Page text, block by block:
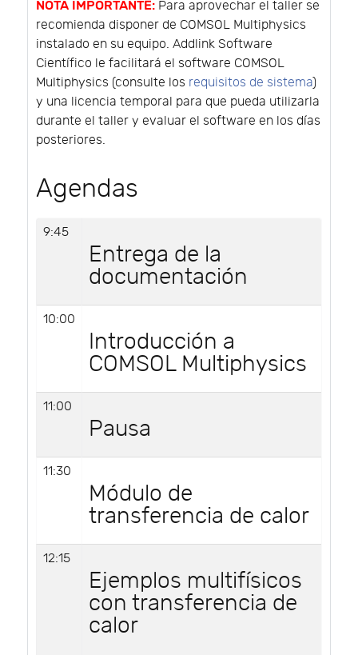
NOTA IMPORTANTE: Para aprovechar el taller se
recomienda disponer de COMSOL Multiphysics
instalado en su equipo. Addlink Software
Científico le facilitará el software COMSOL
Multiphysics (consulte los requisitos de sistema)
y una licencia temporal para que pueda utilizarla
durante el taller y evaluar el software en los días
posteriores.
Agendas
9:45
Entrega de la
documentación
10:00
Introducción a
COMSOL Multiphysics
11:00
Pausa
11:30
Módulo de
transferencia de calor
12:15
Ejemplos multifísicos
con transferencia de
calor